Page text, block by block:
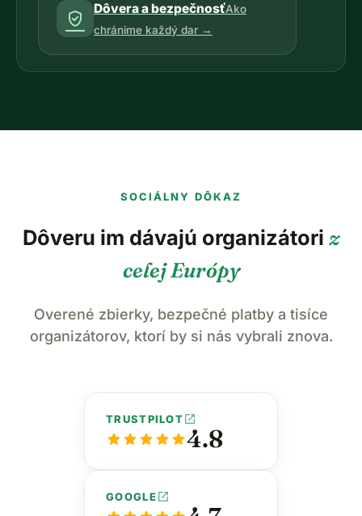
verified_user Dôvera a bezpečnosťAko
chránime každý dar →
SOCIÁLNY DÔKAZ
Dôveru im dávajú organizátori z
celej Európy
Overené zbierky, bezpečné platby a tisíce
organizátorov, ktorí by si nás vybrali znova.
TRUSTPILOTopen_in_new
starstarstarstarstar4.8
GOOGLEopen_in_new